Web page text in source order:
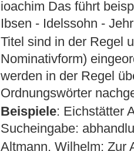
ioachim Das führt
Ibsen - Idelssohn -
Titel sind in der Regel
Nominativform)
werden in der Regel
Ordnungswörter
Beispiele: Eichstätter
Sucheingabe:
Altmann, Wilhelm: Zur